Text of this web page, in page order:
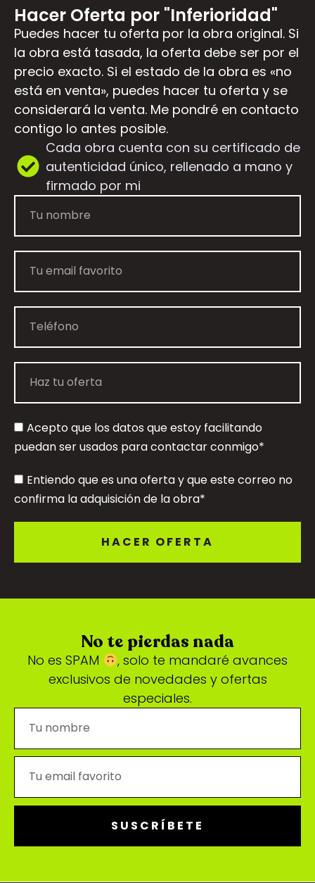
Hacer Oferta por "Inferioridad"
Puedes hacer tu oferta por la obra original. Si
la obra está tasada, la oferta debe ser por el
precio exacto. Si el estado de la obra es «no
está en venta», puedes hacer tu oferta y se
considerará la venta. Me pondré en contacto
contigo lo antes posible.
Cada obra cuenta con su certificado de
autenticidad único, rellenado a mano y
firmado por mi
Acepto que los datos que estoy facilitando
puedan ser usados para contactar conmigo*
Entiendo que es una oferta y que este correo no
confirma la adquisición de la obra*
HACER OFERTA
No te pierdas nada
No es SPAM
, solo te mandaré avances
exclusivos de novedades y ofertas
especiales.
SUSCRÍBETE